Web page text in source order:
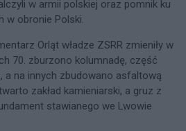
w armii polskiej oraz pomnik ku
w obronie Polski.
Orląt władze ZSRR zmieniły w
70. zburzono kolumnadę, część
a na innych zbudowano asfaltową
zakład kamieniarski, a gruz z
stawianego we Lwowie